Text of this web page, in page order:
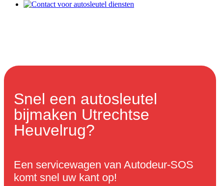
Snel een autosleutel
bijmaken Utrechtse
Heuvelrug?
Een servicewagen van Autodeur-SOS
komt snel uw kant op!